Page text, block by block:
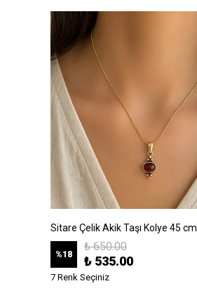
Sitare Çelik Akik Taşı Kolye 45 cm
%18
₺ 650.00
₺ 535.00
7 Renk Seçiniz